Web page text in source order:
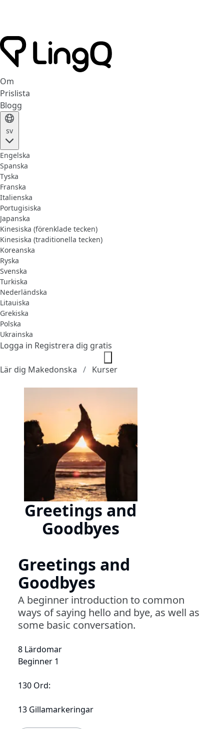
Om
Prislista
Blogg
sv
Engelska
Spanska
Tyska
Franska
Italienska
Portugisiska
Japanska
Kinesiska (förenklade tecken)
Kinesiska (traditionella tecken)
Koreanska
Ryska
Svenska
Turkiska
Nederländska
Litauiska
Grekiska
Polska
Ukrainska
Logga in Registrera dig gratis
Lär dig Makedonska Kurser
Greetings and
Goodbyes
Greetings and
Goodbyes
A beginner introduction to common
ways of saying hello and bye, as well as
some basic conversation.
8 Lärdomar
Beginner 1
130 Ord:
13 Gillamarkeringar